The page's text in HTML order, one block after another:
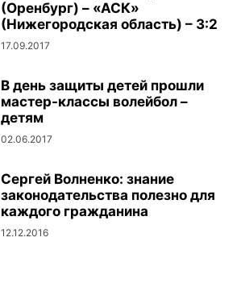
(Оренбург) – «АСК»
(Нижегородская область) – 3:2
17.09.2017
В день защиты детей прошли
мастер-классы волейбол –
детям
02.06.2017
Сергей Волненко: знание
законодательства полезно для
каждого гражданина
12.12.2016